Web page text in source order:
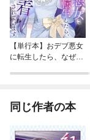
【単行本】おデブ悪女
に転生したら、なぜか
同じ作者の本